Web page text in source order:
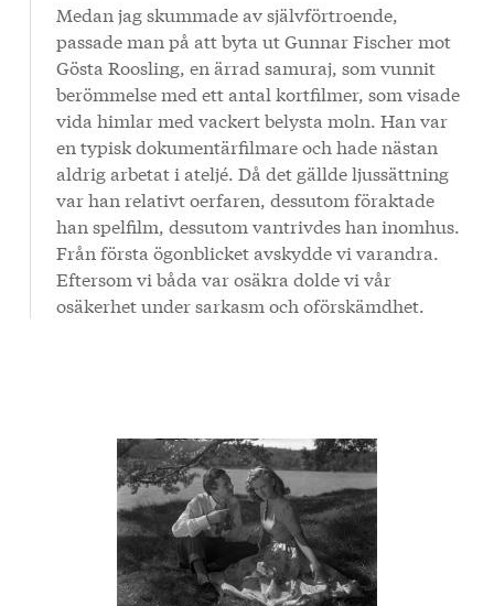
Medan jag skummade av självförtroende,
passade man på att byta ut Gunnar Fischer mot
Gösta Roosling, en ärrad samuraj, som vunnit
berömmelse med ett antal kortfilmer, som visade
vida himlar med vackert belysta moln. Han var
en typisk dokumentärfilmare och hade nästan
aldrig arbetat i ateljé. Då det gällde ljussättning
var han relativt oerfaren, dessutom föraktade
han spelfilm, dessutom vantrivdes han inomhus.
Från första ögonblicket avskydde vi varandra.
Eftersom vi båda var osäkra dolde vi vår
osäkerhet under sarkasm och oförskämdhet.